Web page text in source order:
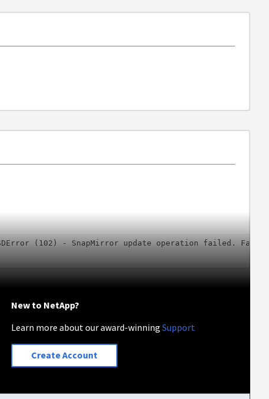
(102) - SnapMirror update operation failed.
New to NetApp?
Learn more about our award-winningSupport
Create Account